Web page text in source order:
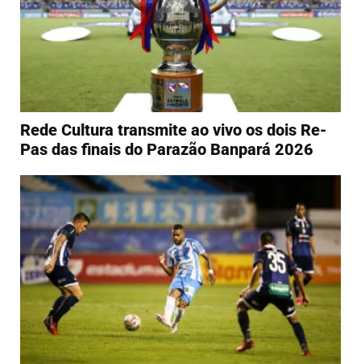
Rede Cultura transmite ao vivo os dois Re-
Pas das finais do Parazão Banpará 2026